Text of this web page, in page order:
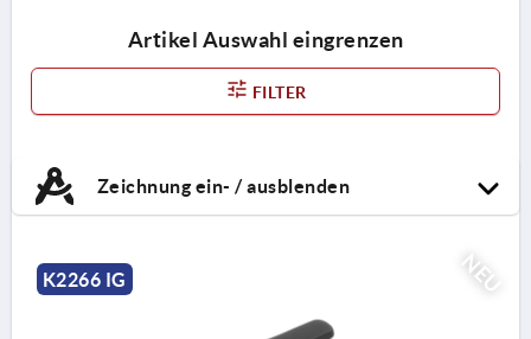
Artikel Auswahl eingrenzen
FILTER
Zeichnung ein- / ausblenden
NEU
K2266 IG